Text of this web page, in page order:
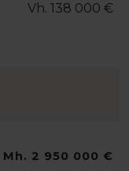
Vh. 138 000 €
Mh. 2 950 000 €